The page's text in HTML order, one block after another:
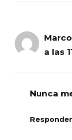
a las
Nunca
Responder